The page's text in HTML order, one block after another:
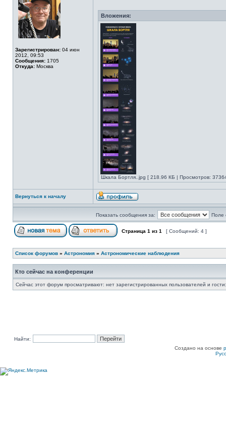
Зарегистрирован: 04 июн
2012, 09:53
Сообщения: 1705
Откуда: Москва
Вложения:
Шкала Бортля..jpg [ 218.96 КБ | Просмотров:
Вернуться к началу
Показать сообщения за: Поле
Страница 1 из 1 [ Сообщений: 4 ]
Список форумов » Астрономия » Астрономические наблюдения
Кто сейчас на конференции
Сейчас этот форум просматривают: нет зарегистрированных пользователей и
Найти:
Создано на основе